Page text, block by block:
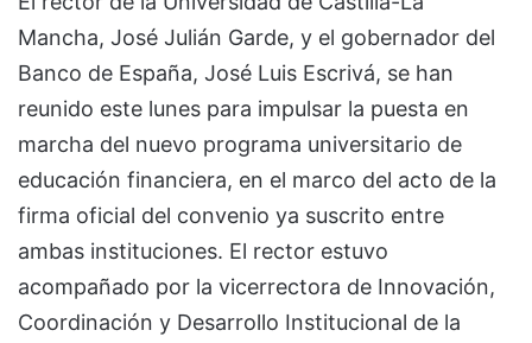
Mancha, José Julián Garde, y el gobernador del
Banco de España, José Luis Escrivá, se han
reunido este lunes para impulsar la puesta en
marcha del nuevo programa universitario de
educación financiera, en el marco del acto de la
firma oficial del convenio ya suscrito entre
ambas instituciones. El rector estuvo
acompañado por la vicerrectora de Innovación,
Coordinación y Desarrollo Institucional de la